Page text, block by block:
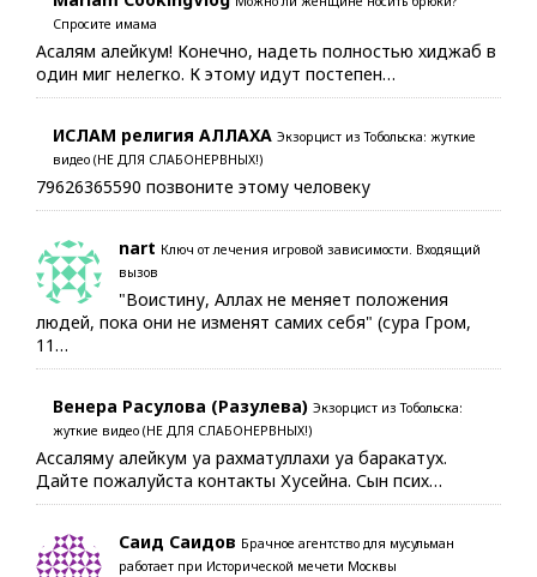
Спросите имама
Асалям алейкум! Конечно, надеть полностью хиджаб в
один миг нелегко. К этому идут постепен…
ИСЛАМ религия АЛЛАХА Экзорцист из Тобольска: жуткие
видео (НЕ ДЛЯ СЛАБОНЕРВНЫХ!)
79626365590 позвоните этому человеку
nart Ключ от лечения игровой зависимости. Входящий
вызов
"Воистину, Аллах не меняет положения
людей, пока они не изменят самих себя" (сура Гром,
11…
Венера Расулова (Разулева) Экзорцист из Тобольска:
жуткие видео (НЕ ДЛЯ СЛАБОНЕРВНЫХ!)
Ассаляму алейкум уа рахматуллахи уа баракатух.
Дайте пожалуйста контакты Хусейна. Сын псих…
Саид Саидов Брачное агентство для мусульман
работает при Исторической мечети Москвы